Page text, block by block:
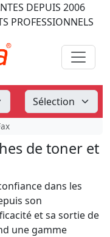
DEPUIS 2006
PROFESSIONNELS
de toner et
dans les
son
et sa sortie de
une gamme